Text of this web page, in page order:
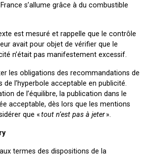
s’allume grâce à du combustible
est mesuré et rappelle que le contrôle
avait pour objet de vérifier que le
n’était pas manifestement excessif.
les obligations des recommandations de
de l’hyperbole acceptable en publicité.
de l’équilibre, la publication dans le
acceptable, dès lors que les mentions
que «tout n’est pas à jeter».
termes des dispositions de la